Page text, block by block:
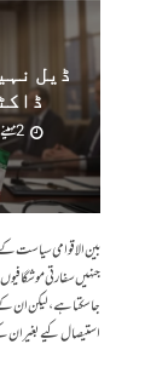
ڈیل
2 مہینے پہلے
بین الاقوامی سیاست
جنہیں سفارتی
جا سکتا ہے، لیکن ان کے
استیصال کیے بغیر ان